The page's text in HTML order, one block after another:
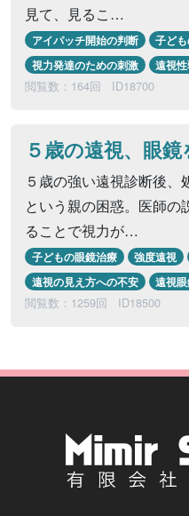
見て、見るこ…
アイパッチ開始の判断 子ど
視力発達のための刺激
遠視
閲覧数：164回 ID18700
５歳の遠視、眼
５歳の強い遠視診断後
という親の困惑。医師の
ることで視力が…
子どもの眼鏡治療 強度遠視
遠視の見え方への不安
遠視
閲覧数：1259回 ID18500